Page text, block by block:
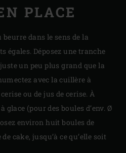
PLACE
beurre dans le sens de la
égales. Déposez une tranche
un peu plus grand que la
avec la cuillère à
ou de jus de cerise. À
glace (pour des boules d’env. Ø
environ huit boules de
cake, jusqu’à ce qu’elle soit